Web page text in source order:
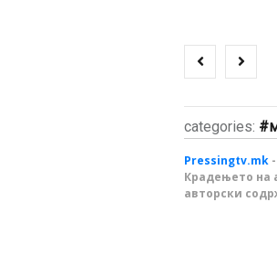
categories:
Pressingtv.mk
Крадењето на
авторски